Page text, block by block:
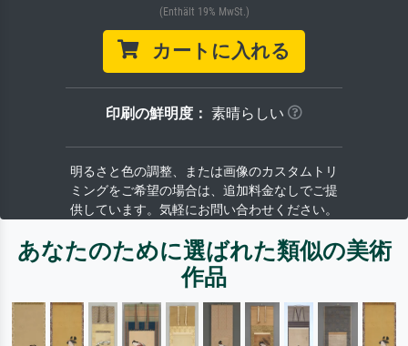
(Enthält 19% MwSt.)
カートに入れる
印刷の鮮明度： 素晴らしい
明るさと色の調整、または画像のカスタムトリ
ミングをご希望の場合は、追加料金なしでご提
供しています。気軽にお問い合わせください。
あなたのために選ばれた類似の美術
作品